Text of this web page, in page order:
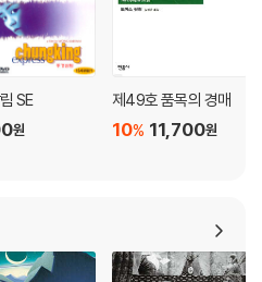
SE
원
제49호 품목의 경매
10% 11,700원